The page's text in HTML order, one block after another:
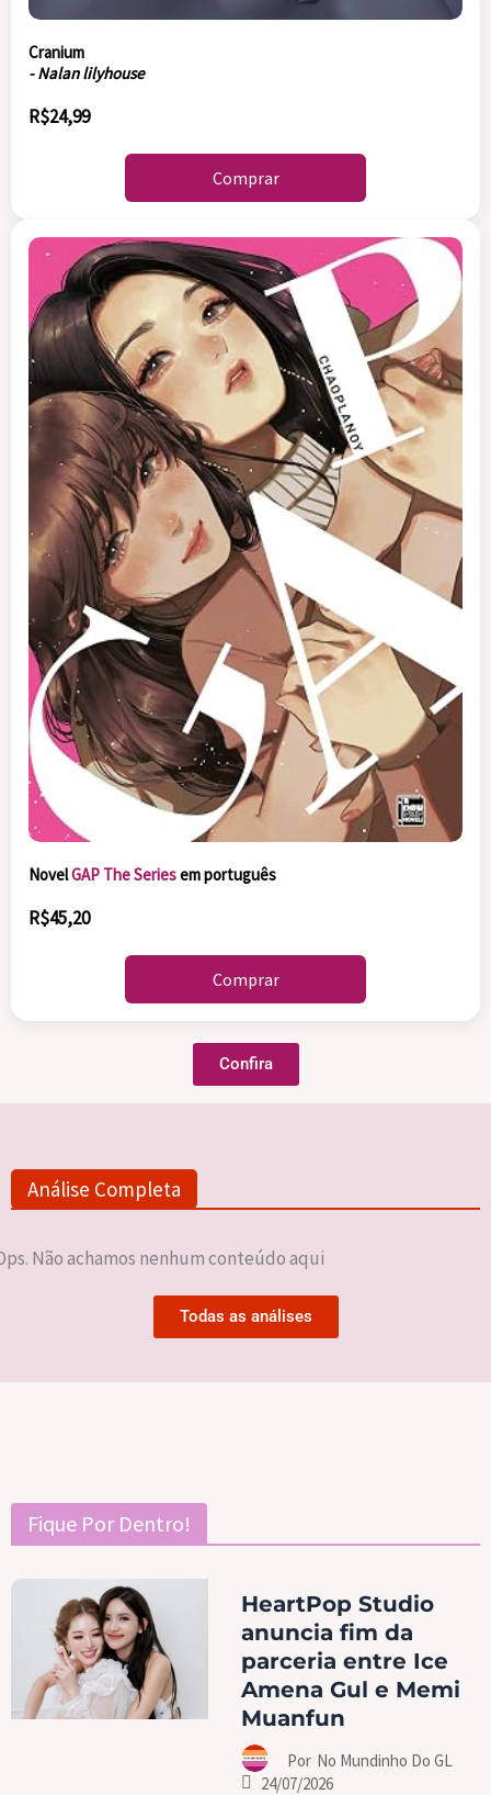
Cranium
- Nalan lilyhouse
R$24,99
Comprar
NovelGAP The Seriesem português
R$45,20
Comprar
Confira
Análise Completa
Não achamos nenhum conteúdo aqui
Todas as análises
Fique Por Dentro!
HeartPop Studio
anuncia fim da
parceria entre Ice
Amena Gul e Memi
Muanfun
Por No Mundinho Do GL
24/07/2026